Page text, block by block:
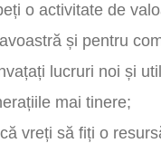
o activitate de
și pentru
lucruri noi și
mai tinere;
vreți să fiți o